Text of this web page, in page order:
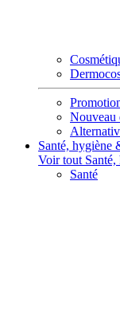
Nouveau
Santé, hygiène
Voir tout
Santé